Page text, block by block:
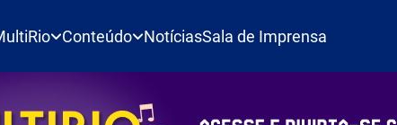
Conteúdo NotíciasSala de Imprensa